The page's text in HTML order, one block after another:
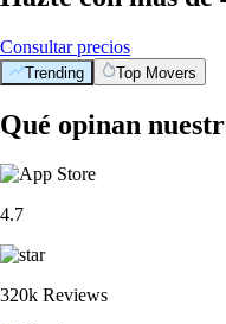
Consultar precios
Trending Top Movers
Qué opinan
4.7
320k Reviews